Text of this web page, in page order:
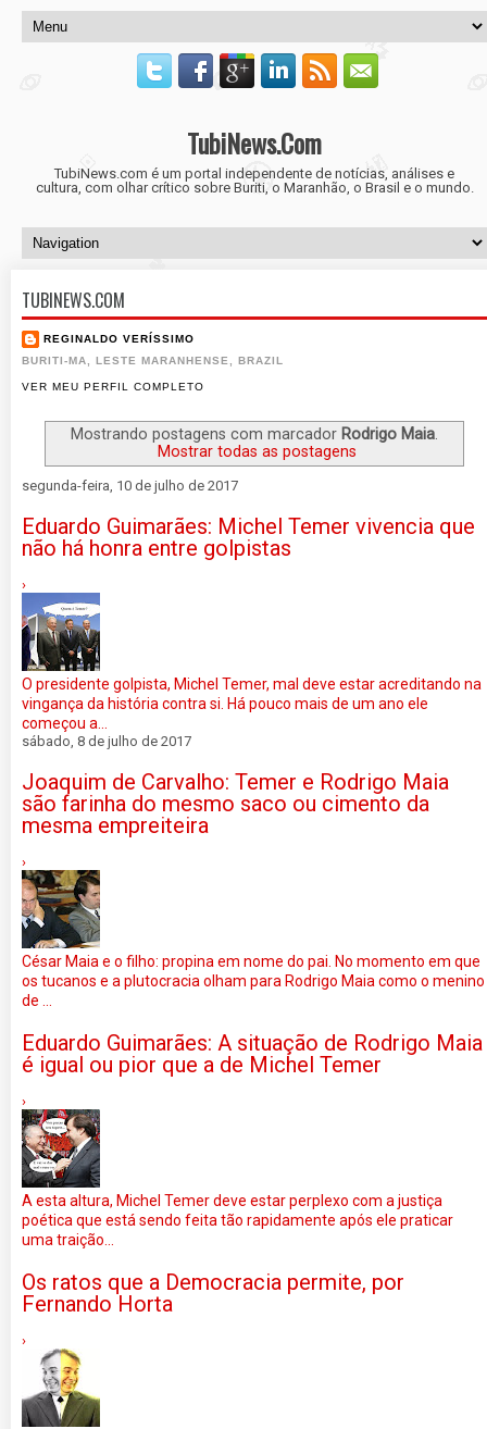
TubiNews.Com
TubiNews.com é um portal independente de notícias, análises e
cultura, com olhar crítico sobre Buriti, o Maranhão, o Brasil e o mundo.
TUBINEWS.COM
REGINALDO VERÍSSIMO
BURITI-MA, LESTE MARANHENSE, BRAZIL
VER MEU PERFIL COMPLETO
Mostrando postagens com marcador Rodrigo Maia
Mostrar todas as postagens
segunda-feira, 10 de julho de 2017
Eduardo Guimarães: Michel Temer vivencia que
não há honra entre golpistas
›
O presidente golpista, Michel Temer, mal deve estar acreditando na
vingança da história contra si. Há pouco mais de um ano ele
começou a...
sábado, 8 de julho de 2017
Joaquim de Carvalho: Temer e Rodrigo Maia
são farinha do mesmo saco ou cimento da
mesma empreiteira
›
César Maia e o filho: propina em nome do pai. No momento em que
os tucanos e a plutocracia olham para Rodrigo Maia como o menino
de ...
Eduardo Guimarães: A situação de Rodrigo Maia
é igual ou pior que a de Michel Temer
›
A esta altura, Michel Temer deve estar perplexo com a justiça
poética que está sendo feita tão rapidamente após ele praticar
uma traição...
Os ratos que a Democracia permite, por
Fernando Horta
›